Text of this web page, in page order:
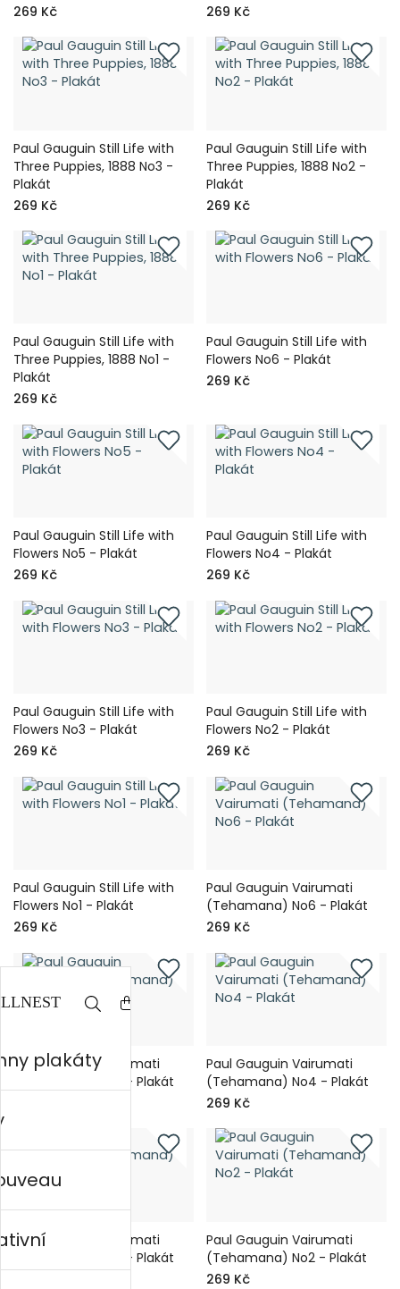
269 Kč
269 Kč
Paul Gauguin Still Life with
Three Puppies, 1888 No3 -
Plakát
269 Kč
Paul Gauguin Still Life with
Three Puppies, 1888 No2 -
Plakát
269 Kč
Paul Gauguin Still Life with
Three Puppies, 1888 No1 -
Plakát
269 Kč
Paul Gauguin Still Life with
Flowers No6 - Plakát
269 Kč
Paul Gauguin Still Life with
Flowers No5 - Plakát
269 Kč
Paul Gauguin Still Life with
Flowers No4 - Plakát
269 Kč
Paul Gauguin Still Life with
Flowers No3 - Plakát
269 Kč
Paul Gauguin Still Life with
Flowers No2 - Plakát
269 Kč
Paul Gauguin Still Life with
Flowers No1 - Plakát
269 Kč
Paul Gauguin Vairumati
(Tehamana) No6 - Plakát
269 Kč
Paul Gauguin Vairumati
(Tehamana) No5 - Plakát
Paul Gauguin Vairumati
(Tehamana) No4 - Plakát
269 Kč
Paul Gauguin Vairumati
(Tehamana) No3 - Plakát
Paul Gauguin Vairumati
(Tehamana) No2 - Plakát
269 Kč
plakáty